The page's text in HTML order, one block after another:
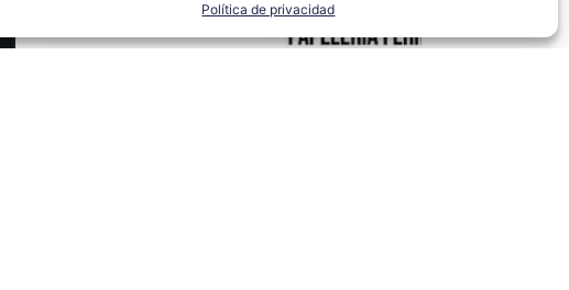
Política de privacidad